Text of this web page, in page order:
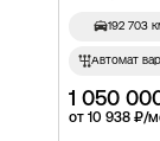
192 703
1 050
от 10 938 ₽/